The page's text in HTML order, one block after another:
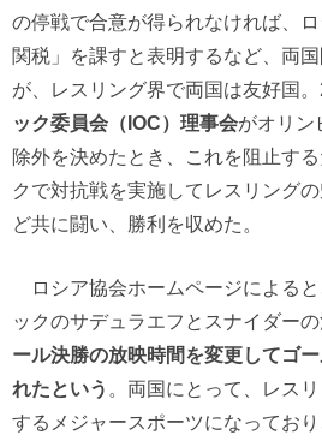
の停戦で合意が得られなければ、
関税」を課すと表明するなど、両
が、レスリング界で両国は友好国
ック委員会（IOC）理事会がオリン
除外を決めたとき、これを阻止す
クで対抗戦を実施してレスリング
ど共に闘い、勝利を収めた。
ロシア協会ホームページによる
ックのサデュラエフとスナイダー
ール決勝の放映時間を変更してゴ
れたという 。両国にとって、レス
するメジャースポーツになってお